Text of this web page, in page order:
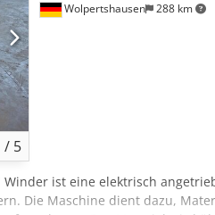
/ 5
Wolpertshausen 288 km
Winder ist eine elektrisch
Die Maschine dient dazu,